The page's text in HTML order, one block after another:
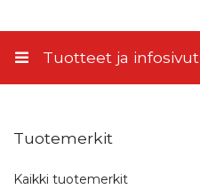
11,45 €
Tuotteet ja infosivut
Tuotemerkit
Kaikki tuotemerkit